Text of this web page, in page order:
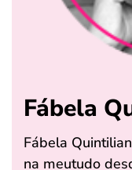
Fábela
Fábela
na meutudo